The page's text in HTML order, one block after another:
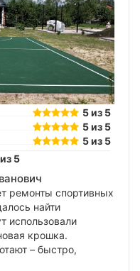
5 из 5
5 из 5
5 из 5
5
ремонты спортивных
найти
использовали
крошка.
– быстро,